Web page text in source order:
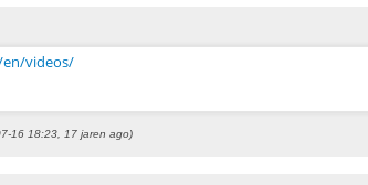
videos/
16 18:23, 17 jaren ago)